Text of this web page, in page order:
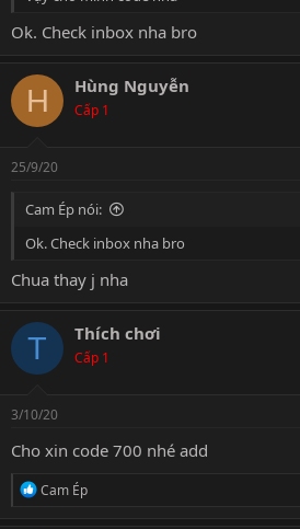
Ok. Check inbox nha bro
H Hùng Nguyễn
Cấp 1
25/9/20
Cam Ép nói:
Ok. Check inbox nha bro
Chua thay j nha
T Thích chơi
Cấp 1
3/10/20
Cho xin code 700 nhé add
R
Cam Ép